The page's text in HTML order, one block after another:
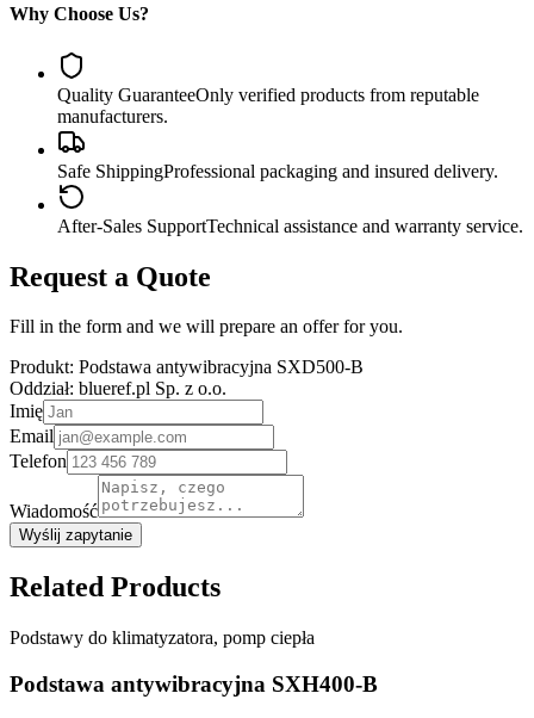
Why Choose Us?
Quality GuaranteeOnly verified products from reputable
manufacturers.
Safe ShippingProfessional packaging and insured delivery.
After-Sales SupportTechnical assistance and warranty service.
Request a Quote
Fill in the form and we will prepare an offer for you.
Produkt: Podstawa antywibracyjna SXD500-B
Oddział: blueref.pl Sp. z o.o.
Imię
Email
Telefon
Wiadomość
Wyślij zapytanie
Related Products
Podstawy do klimatyzatora, pomp ciepła
Podstawa antywibracyjna SXH400-B